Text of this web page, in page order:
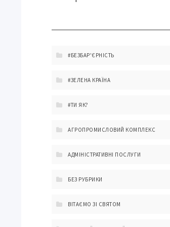
#БЕЗБАР'ЄРНІСТЬ
#ЗЕЛЕНА КРАЇНА
#ТИ ЯК?
АГРОПРОМИСЛОВИЙ КОМПЛЕКС
АДМІНІСТРАТИВНІ ПОСЛУГИ
БЕЗ РУБРИКИ
ВІТАЄМО ЗІ СВЯТОМ